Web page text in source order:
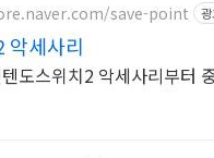
save-point
악세사리
도스위치2 악세사리부터